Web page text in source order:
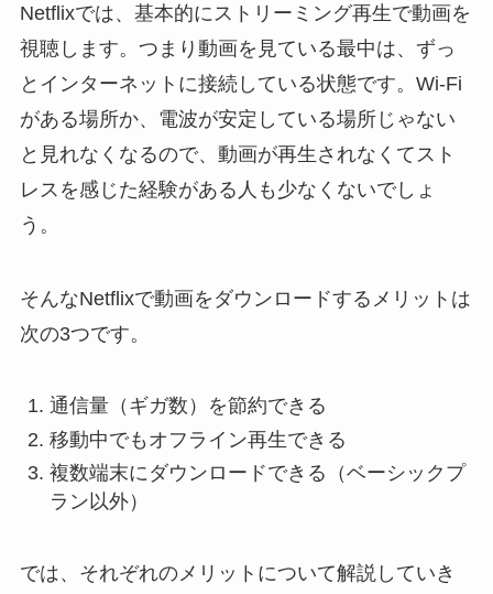
Netflixでは、基本的にストリーミング再生で動画を
視聴します。つまり動画を見ている最中は、ずっ
とインターネットに接続している状態です。Wi-Fi
がある場所か、電波が安定している場所じゃない
と見れなくなるので、動画が再生されなくてスト
レスを感じた経験がある人も少なくないでしょ
う。
そんなNetflixで動画をダウンロードするメリットは
次の3つです。
通信量（ギガ数）を節約できる
移動中でもオフライン再生できる
複数端末にダウンロードできる（ベーシックプ
ラン以外）
では、それぞれのメリットについて解説していき